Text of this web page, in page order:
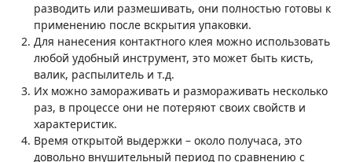
разводить или размешивать, они полностью готовы к
применению после вскрытия упаковки.
Для нанесения контактного клея можно использовать
любой удобный инструмент, это может быть кисть,
валик, распылитель и т.д.
Их можно замораживать и размораживать несколько
раз, в процессе они не потеряют своих свойств и
характеристик.
Время открытой выдержки – около получаса, это
довольно внушительный период по сравнению с